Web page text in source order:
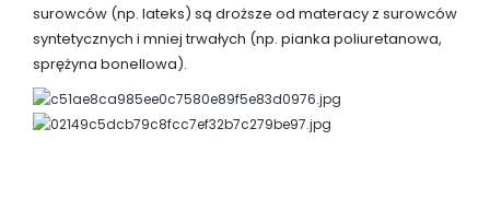
surowców (np. lateks) są droższe od materacy z surowców
syntetycznych i mniej trwałych (np. pianka poliuretanowa,
sprężyna bonellowa).